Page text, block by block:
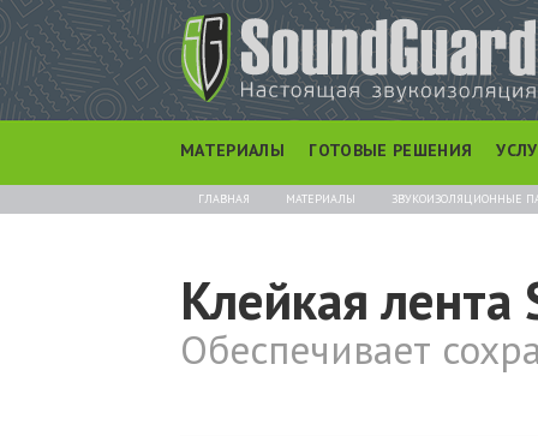
МАТЕРИАЛЫ ГОТОВЫЕ РЕШЕНИЯ
ГЛАВНАЯ МАТЕРИАЛЫ ЗВУКОИЗОЛЯЦИОННЫЕ
Клейкая лента
Обеспечивает